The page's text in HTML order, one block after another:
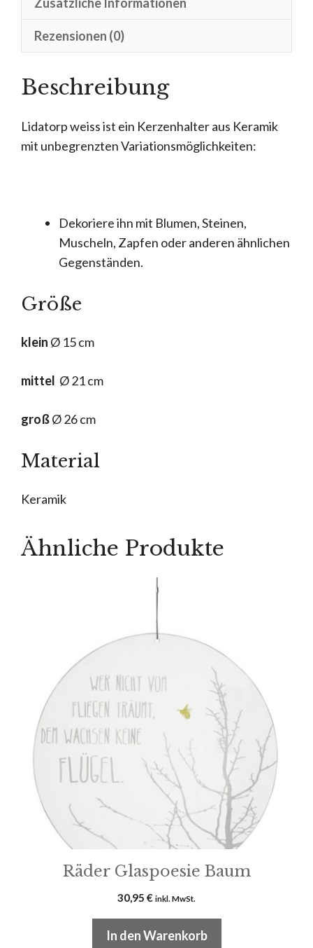
Rezensionen (0)
Beschreibung
Lidatorp weiss ist ein Kerzenhalter aus Keramik
mit unbegrenzten Variationsmöglichkeiten:
Dekoriere ihn mit Blumen, Steinen,
Muscheln, Zapfen oder anderen ähnlichen
Gegenständen.
Größe
klein Ø 15 cm
mittel Ø 21 cm
großØ 26 cm
Material
Keramik
Ähnliche Produkte
Räder Glaspoesie Baum
30,95 € inkl. MwSt.
In den Warenkorb